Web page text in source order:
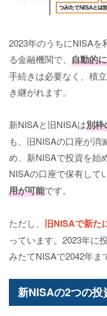
2023年のうちにNISAを
る金融機関で、 自動的
手続きは必要なく、積
き継がれます。
新NISAと旧NISAは別枠
も、旧NISAの口座が消
め、新NISAで投資を始
NISAの口座で保有して
用が可能です。
ただし、 旧NISAで新た
っています。2023年に
みたてNISAで2042年ま
新NISAの2つの投